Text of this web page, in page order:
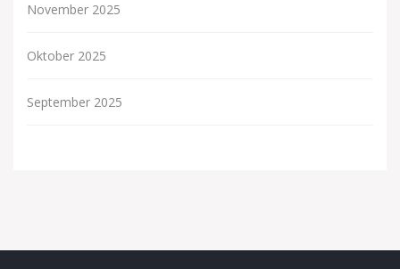
November 2025
Oktober 2025
September 2025